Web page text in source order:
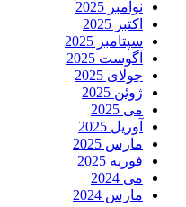
نوامبر 2025
اکتبر 2025
سپتامبر 2025
آگوست 2025
جولای 2025
ژوئن 2025
می 2025
آوریل 2025
مارس 2025
فوریه 2025
می 2024
مارس 2024